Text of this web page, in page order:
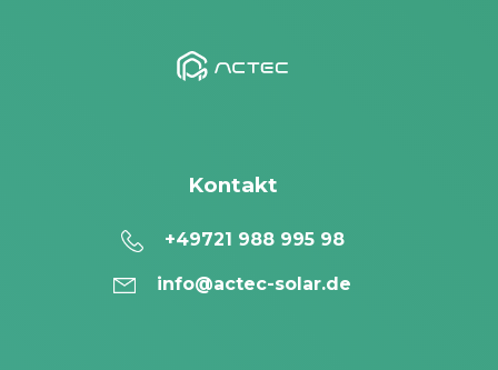
Kontakt
+49721 988 995 98
info@actec-solar.de